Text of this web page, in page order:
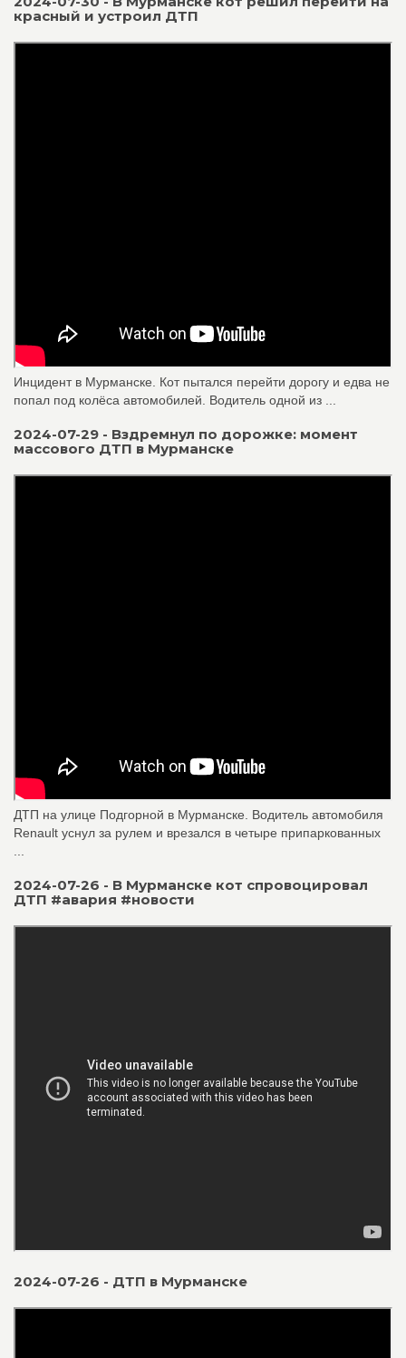
красный и устроил ДТП
Инцидент в Мурманске. Кот пытался перейти дорогу и едва не
попал под колёса автомобилей. Водитель одной из ...
2024-07-29 - Вздремнул по дорожке: момент
массового ДТП в Мурманске
ДТП на улице Подгорной в Мурманске. Водитель автомобиля
Renault уснул за рулем и врезался в четыре припаркованных
2024-07-26 - В Мурманске кот спровоцировал
ДТП #авария #новости
2024-07-26 - ДТП в Мурманске